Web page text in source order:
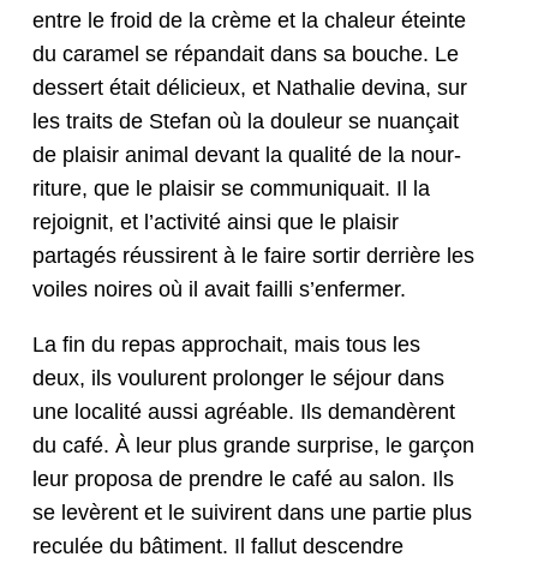
entre le froid de la crème et la chaleur éteinte
du caramel se répandait dans sa bouche. Le
dessert était déli­cieux, et Nathalie dev­ina, sur
les traits de Ste­fan où la douleur se nuançait
de plaisir ani­mal devant la qual­ité de la nour­
ri­t­ure, que le plaisir se com­mu­ni­quait. Il la
rejoignit, et l’ac­tiv­ité ain­si que le plaisir
partagés réus­sirent à le faire sor­tir der­rière les
voiles noires où il avait fail­li s’enfermer.
La fin du repas approchait, mais tous les
deux, ils voulurent pro­longer le séjour dans
une local­ité aus­si agréable. Ils demandèrent
du café. À leur plus grande sur­prise, le garçon
leur pro­posa de pren­dre le café au salon. Ils
se lev­èrent et le suivirent dans une par­tie plus
reculée du bâti­ment. Il fal­lut descen­dre